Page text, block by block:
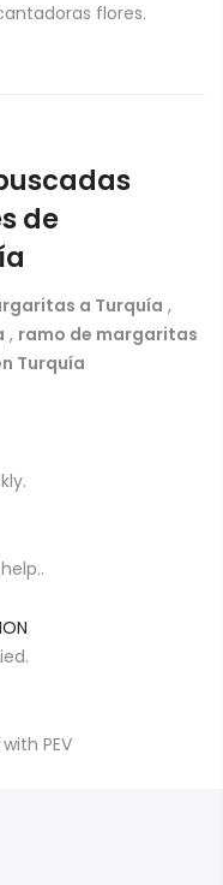
flores.
de
a Turquía ,
, ramo de margaritas
Turquía
PEV